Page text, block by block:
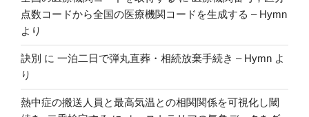
作
成
す
る”
点数コードから全国の医療機関コードを生成する – Hymn
より
訣別 に 一泊二日で弾丸直葬・相続放棄手続き – Hymn よ
り
熱中症の搬送人員と最高気温との相関関係を可視化し閾